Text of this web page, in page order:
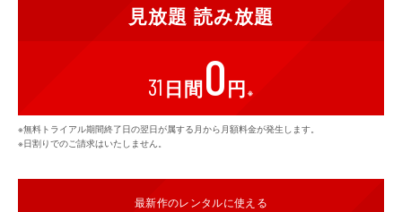
パソコンの
登録したアカウントでログイ
※スマートフォンまたはタブレットの場合は、事前にアプリをインストールしてく
ださい。
見放題 読み放題
31 日間0円 ※
※無料トライアル期間終了日の翌日が属する月から月額料金が発生します。
※日割りでのご請求はいたしません。
最新作のレンタルに使える